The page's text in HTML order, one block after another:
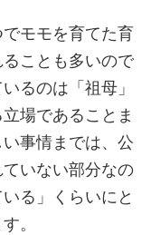
モモを育てた育
ことも多いので
るのは「祖母」
場であることま
事情までは、公
いない部分なの
る」くらいにと
。